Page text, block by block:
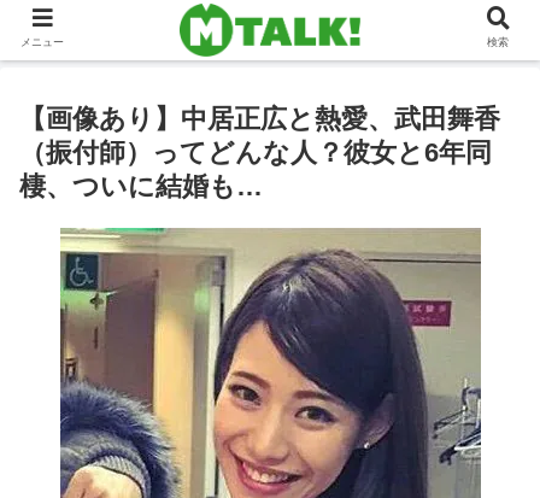
【画像あり】中居正広と熱愛、武田舞香
（振付師）ってどんな人？彼女と6年同
棲、ついに結婚も…
メニュー 検索